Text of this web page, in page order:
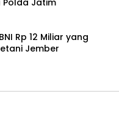
Rp 12 Miliar yang
Jember